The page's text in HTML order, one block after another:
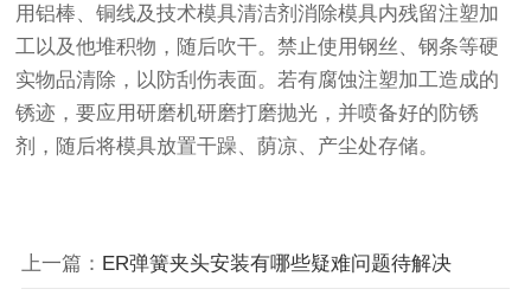
用铝棒、铜线及技术模具清洁剂消除模具内残留注塑加
工以及他堆积物，随后吹干。禁止使用钢丝、钢条等硬
实物品清除，以防刮伤表面。若有腐蚀注塑加工造成的
锈迹，要应用研磨机研磨打磨抛光，并喷备好的防锈
剂，随后将模具放置干躁、荫凉、产尘处存储。
上一篇： ER弹簧夹头安装有哪些疑难问题待解决